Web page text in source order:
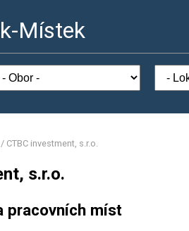
Místek
/ CTBC investment, s.r.o.
s.r.o.
pracovních míst